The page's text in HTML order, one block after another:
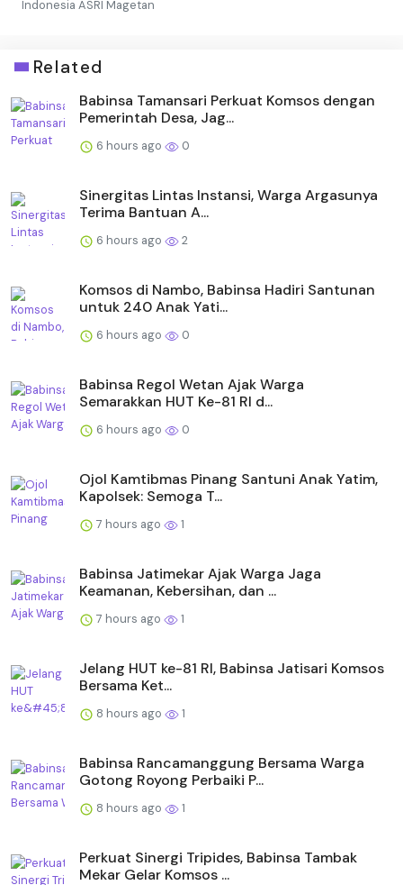
Indonesia ASRI Magetan
Related
Babinsa Tamansari Perkuat Komsos dengan
Pemerintah Desa, Jag...
6 hours ago 0
Sinergitas Lintas Instansi, Warga Argasunya
Terima Bantuan A...
6 hours ago 2
Komsos di Nambo, Babinsa Hadiri Santunan
untuk 240 Anak Yati...
6 hours ago 0
Babinsa Regol Wetan Ajak Warga
Semarakkan HUT Ke-81 RI d...
6 hours ago 0
Ojol Kamtibmas Pinang Santuni Anak Yatim,
Kapolsek: Semoga T...
7 hours ago 1
Babinsa Jatimekar Ajak Warga Jaga
Keamanan, Kebersihan, dan ...
7 hours ago 1
Jelang HUT ke-81 RI, Babinsa Jatisari Komsos
Bersama Ket...
8 hours ago 1
Babinsa Rancamanggung Bersama Warga
Gotong Royong Perbaiki P...
8 hours ago 1
Perkuat Sinergi Tripides, Babinsa Tambak
Mekar Gelar Komsos ...